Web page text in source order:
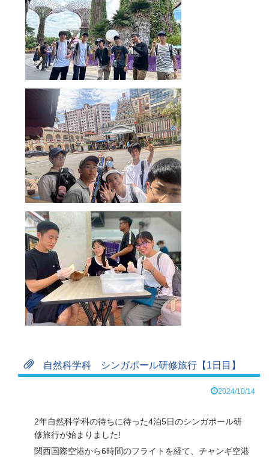
自然科学科 シンガポール研修旅行【1日目】
2024/10/14
2年自然科学科の待ちに待った4泊5日のシンガポール研
修旅行が始まりました!
関西国際空港から6時間のフライトを経て、チャンギ空港